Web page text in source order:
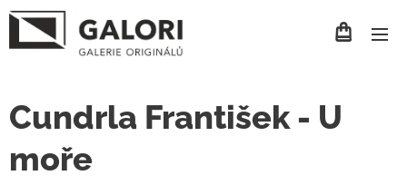
Cundrla František - U
moře